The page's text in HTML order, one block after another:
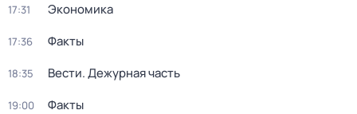
17:31 Экономика
17:36 Факты
18:35 Вести. Дежурная часть
19:00 Факты